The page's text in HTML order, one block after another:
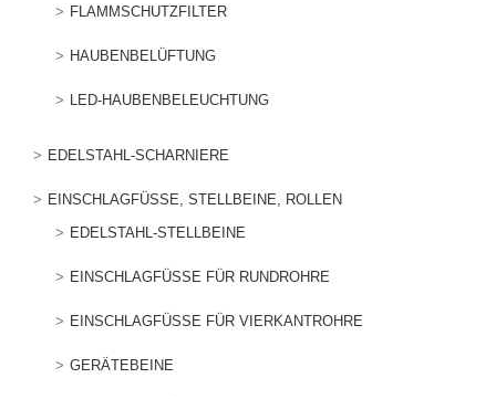
FLAMMSCHUTZFILTER
HAUBENBELÜFTUNG
LED-HAUBENBELEUCHTUNG
EDELSTAHL-SCHARNIERE
EINSCHLAGFÜSSE, STELLBEINE, ROLLEN
EDELSTAHL-STELLBEINE
EINSCHLAGFÜSSE FÜR RUNDROHRE
EINSCHLAGFÜSSE FÜR VIERKANTROHRE
GERÄTEBEINE